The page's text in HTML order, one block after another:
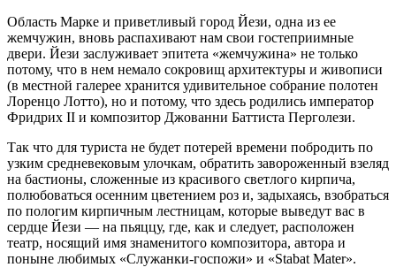
Область Марке и приветливый город Йези, одна из ее
жемчужин, вновь распахивают нам свои гостеприимные
двери. Йези заслуживает эпитета «жемчужина» не только
потому, что в нем немало сокровищ архитектуры и живописи
(в местной галерее хранится удивительное собрание полотен
Лоренцо Лотто), но и потому, что здесь родились император
Фридрих II и композитор Джованни Баттиста Перголези.
Так что для туриста не будет потерей времени побродить по
узким средневековым улочкам, обратить завороженный взеляд
на бастионы, сложенные из красивого светлого кирпича,
полюбоваться осенним цветением роз и, задыхаясь, взобраться
по пологим кирпичным лестницам, которые выведут вас в
сердце Йези — на пьяццу, где, как и следует, расположен
театр, носящий имя знаменитого композитора, автора и
поныне любимых «Служанки-госпожи» и «Stabat Mater».